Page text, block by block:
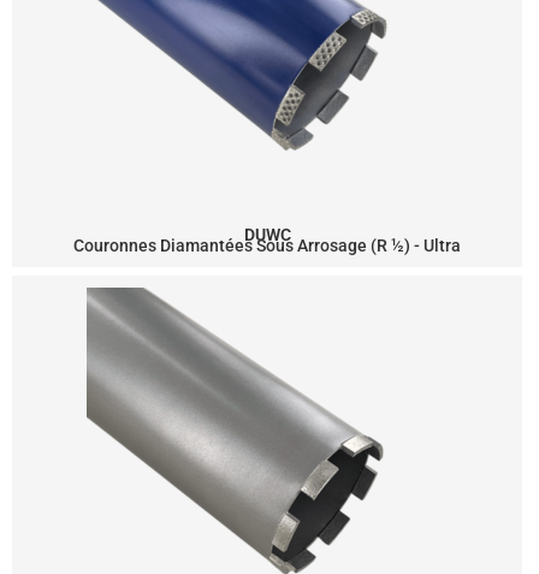
DUWC
Couronnes Diamantées Sous Arrosage (R ½) - Ultra